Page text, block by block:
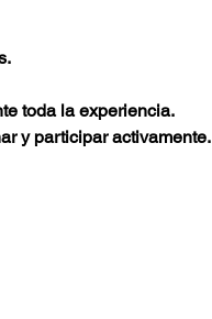
toda la experiencia.
y participar activamente.